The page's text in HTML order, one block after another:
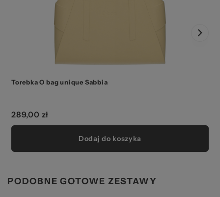
Torebka O bag unique Sabbia
289,00 zł
Dodaj do koszyka
PODOBNE GOTOWE ZESTAWY